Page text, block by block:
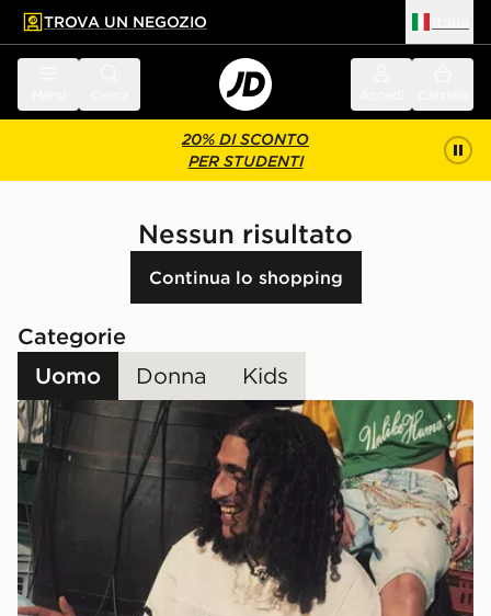
principale
a fondo pagina
TROVA UN NEGOZIO
20% DI SCONTO
PER STUDENTI
Nessun risultato
Continua lo shopping
Categorie
Uomo
Donna Kids